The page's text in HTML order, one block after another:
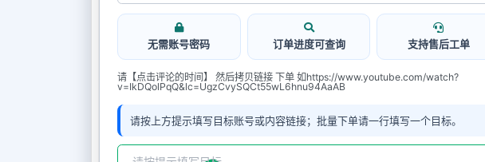
无需账号密码 订单进度可查询 支持售后工单
请【点击评论的时间】 然后拷贝链接 下单 如https://www.youtube.com/watch?
v=IkDQolPqQ&lc=UgzCvySQCt55wL6hnu94AaAB
请按上方提示填写目标账号或内容链接；批量下单请一行填写一个目标。
youtube 【帖子的评论